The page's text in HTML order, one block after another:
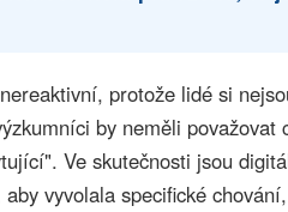
protože lidé si
by neměli považovat
Ve skutečnosti jsou
vyvolala specifické